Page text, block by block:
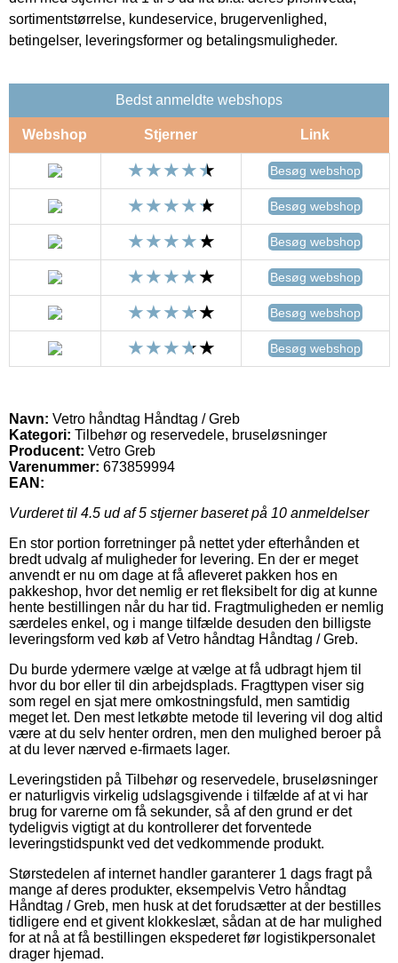
sortimentstørrelse, kundeservice, brugervenlighed,
betingelser, leveringsformer og betalingsmuligheder.
Bedst anmeldte webshops
Webshop Stjerner Link
Besøg webshop
Besøg webshop
Besøg webshop
Besøg webshop
Besøg webshop
Besøg webshop
Navn: Vetro håndtag Håndtag / Greb
Kategori: Tilbehør og reservedele, bruseløsninger
Producent: Vetro Greb
Varenummer: 673859994
EAN:
Vurderet til 4.5 ud af 5 stjerner baseret på 10 anmeldelser
En stor portion forretninger på nettet yder efterhånden et
bredt udvalg af muligheder for levering. En der er meget
anvendt er nu om dage at få afleveret pakken hos en
pakkeshop, hvor det nemlig er ret fleksibelt for dig at kunne
hente bestillingen når du har tid. Fragtmuligheden er nemlig
særdeles enkel, og i mange tilfælde desuden den billigste
leveringsform ved køb af Vetro håndtag Håndtag / Greb.
Du burde ydermere vælge at vælge at få udbragt hjem til
hvor du bor eller til din arbejdsplads. Fragttypen viser sig
som regel en sjat mere omkostningsfuld, men samtidig
meget let. Den mest letkøbte metode til levering vil dog altid
være at du selv henter ordren, men den mulighed beroer på
at du lever nærved e-firmaets lager.
Leveringstiden på Tilbehør og reservedele, bruseløsninger
er naturligvis virkelig udslagsgivende i tilfælde af at vi har
brug for varerne om få sekunder, så af den grund er det
tydeligvis vigtigt at du kontrollerer det forventede
leveringstidspunkt ved det vedkommende produkt.
Størstedelen af internet handler garanterer 1 dags fragt på
mange af deres produkter, eksempelvis Vetro håndtag
Håndtag / Greb, men husk at det forudsætter at der bestilles
tidligere end et givent klokkeslæt, sådan at de har mulighed
for at nå at få bestillingen ekspederet før logistikpersonalet
drager hjemad.